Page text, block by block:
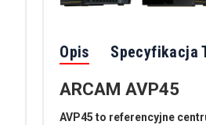
Opis Specyfikacja
ARCAM AVP45
AVP45 to referencyjne